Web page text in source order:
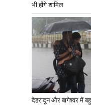
भी होंगे शामिल
देहरादून और बागेश्वर में